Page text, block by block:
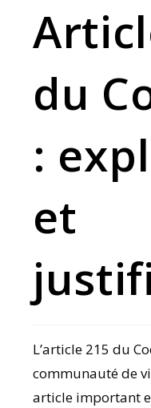
du
:
et
L’article 215 du
communauté de
article important